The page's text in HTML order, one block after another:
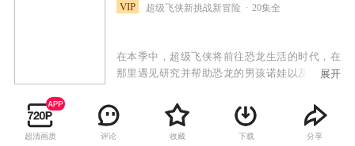
VIP 超级飞侠新挑战新冒险 20集全
在本季中，超级飞侠将前往恐龙生活的时代，在
那里遇见研究并帮助恐龙的男孩诺娃以及恐龙飞
世界中巡逻，基地内部有许多酷炫设施，包括治
疗室、孵化室、恢复室等，可以及时为恐龙提供
帮助，而且一旦面临巨大挑战，这个基地还能变
展开
超清画质 评论 收藏 下载 分享